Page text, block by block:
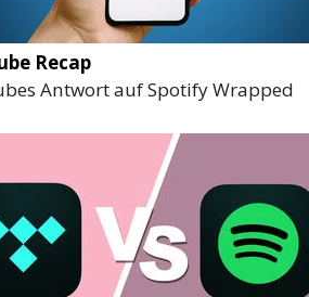
Recap
Antwort auf Spotify Wrapped